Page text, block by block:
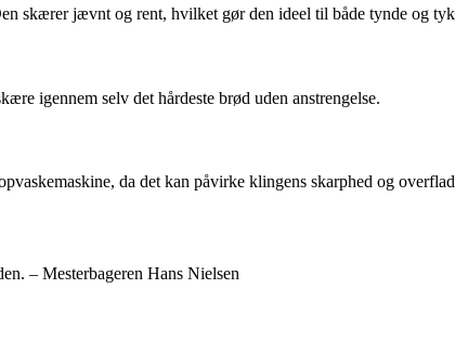
skærer jævnt og rent, hvilket gør den ideel til både tynde og
igennem selv det hårdeste brød uden anstrengelse.
da det kan påvirke klingens skarphed og
– Mesterbageren Hans Nielsen